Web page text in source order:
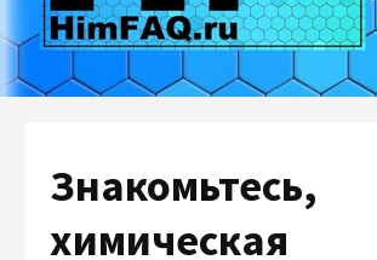
Знакомьтесь,
химическая